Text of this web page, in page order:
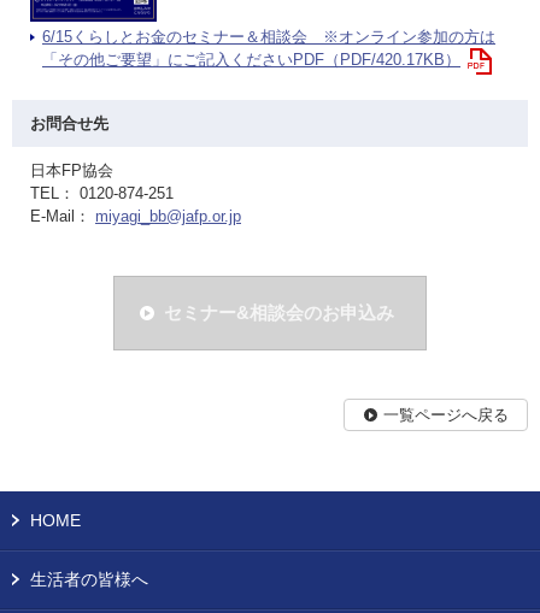
6/15くらしとお金のセミナー＆相談会 ※オンライン参加の方は
「その他ご要望」にご記入くださいPDF（PDF/420.17KB）
お問合せ先
日本FP協会
TEL： 0120-874-251
E-Mail： miyagi_bb@jafp.or.jp
セミナー&相談会のお申込み
一覧ページへ戻る
HOME
生活者の皆様へ